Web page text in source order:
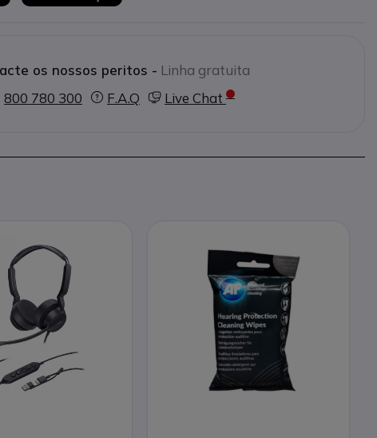
os nossos peritos - Linha gratuita
800 780 300
F.A.Q Live Chat